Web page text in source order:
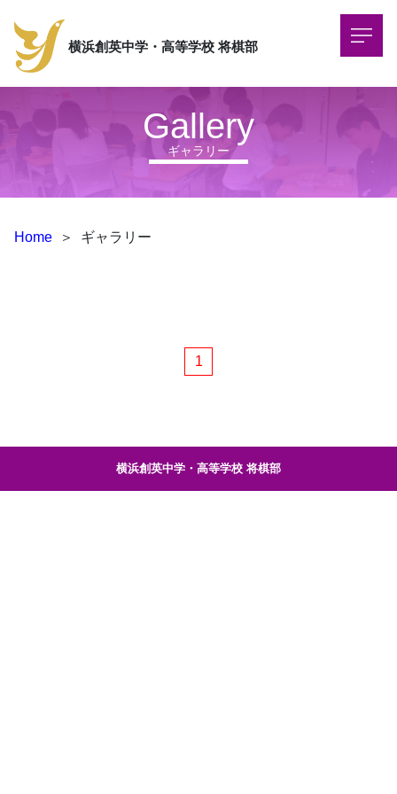
横浜創英中学・高等学校 将棋部
ギャラリー
Gallery
Home ＞ ギャラリー
1
横浜創英中学・高等学校 将棋部